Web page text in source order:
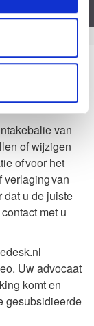
van
of wijzigen
of voor het
van
dat u de juiste
met u
Uw advocaat
komt en
gesubsidieerde